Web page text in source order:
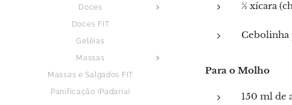
Doces
Doces FIT
Geléias
Massas
Massas e Salgados FIT
Panificação (Padaria)
½ xícara
Cebolinha
Para o Molho
150 ml de